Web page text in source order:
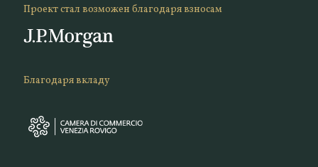
Проект стал возможен благодаря взносам
Благодаря вкладу